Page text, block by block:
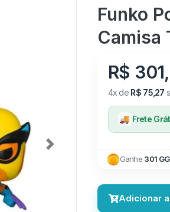
Next
Funko
Camisa
R$
4x de R$ 75,27
🚚 Frete
Ganhe 301
Adicionar